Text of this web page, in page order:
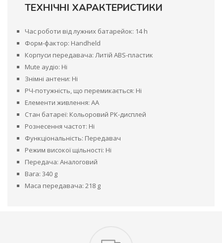
ТЕХНІЧНІ ХАРАКТЕРИСТИКИ
Час роботи від лужних батарейок: 14 h
Форм-фактор: Handheld
Корпуси передавача: Литій ABS-пластик
Mute аудіо: Ні
Знімні антени: Ні
РЧ-потужність, що перемикається: Ні
Елементи живлення: AA
Стан батареї: Кольоровий РК-дисплей
Рознесення частот: Ні
Функціональність: Передавач
Режим високої щільності: Ні
Передача: Аналоговий
Вага: 340 g
Маса передавача: 218 g